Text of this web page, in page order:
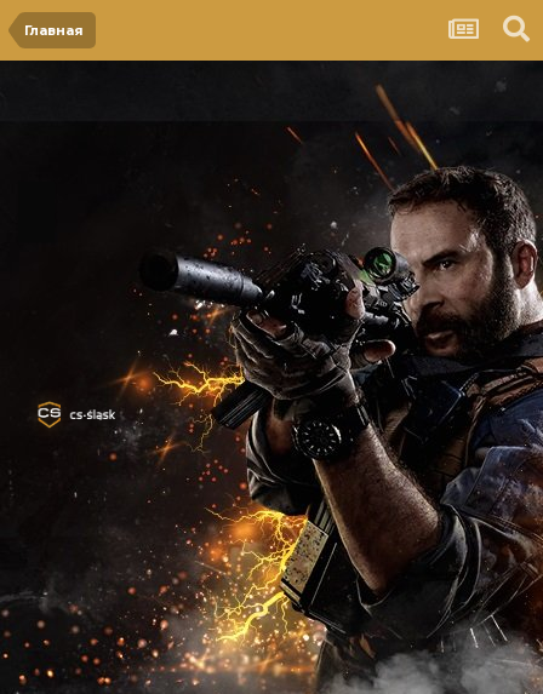
Главная